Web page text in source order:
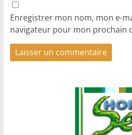
Enregistrer mon nom, mon e-
navigateur pour mon prochain